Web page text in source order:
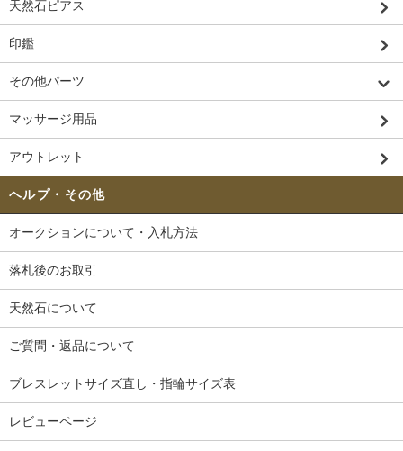
天然石ピアス
印鑑
その他パーツ
マッサージ用品
アウトレット
ヘルプ・その他
オークションについて・入札方法
落札後のお取引
天然石について
ご質問・返品について
ブレスレットサイズ直し・指輪サイズ表
レビューページ